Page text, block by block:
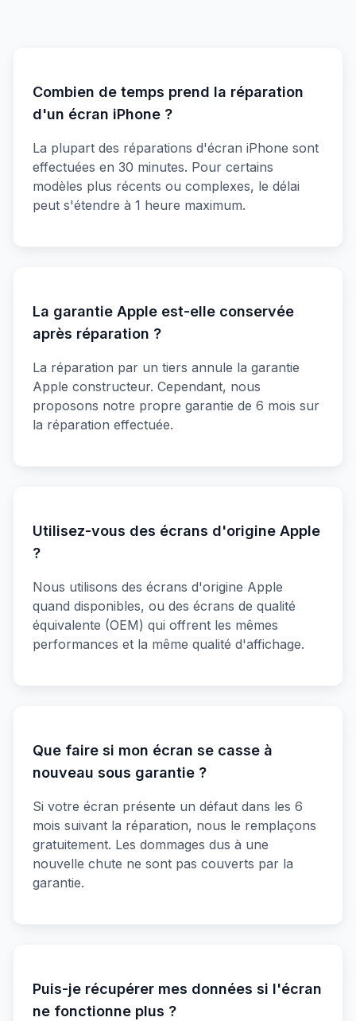
Combien de temps prend la réparation
d'un écran iPhone ?
La plupart des réparations d'écran iPhone sont
effectuées en 30 minutes. Pour certains
modèles plus récents ou complexes, le délai
peut s'étendre à 1 heure maximum.
La garantie Apple est-elle conservée
après réparation ?
La réparation par un tiers annule la garantie
Apple constructeur. Cependant, nous
proposons notre propre garantie de 6 mois sur
la réparation effectuée.
Utilisez-vous des écrans d'origine Apple
?
Nous utilisons des écrans d'origine Apple
quand disponibles, ou des écrans de qualité
équivalente (OEM) qui offrent les mêmes
performances et la même qualité d'affichage.
Que faire si mon écran se casse à
nouveau sous garantie ?
Si votre écran présente un défaut dans les 6
mois suivant la réparation, nous le remplaçons
gratuitement. Les dommages dus à une
nouvelle chute ne sont pas couverts par la
garantie.
Puis-je récupérer mes données si l'écran
ne fonctionne plus ?